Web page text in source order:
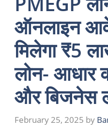
ऑनलाइन
मिलेगा ₹5
लोन- आधार
और बिजनेस
February 25, 2025 by